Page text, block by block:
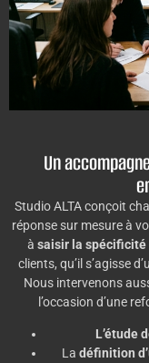
Un
Studio ALTA conçoit
réponse sur mesure à
à saisir la
clients, qu’il s’agisse
Nous intervenons
l’occasion d’une
L’étude
La définition